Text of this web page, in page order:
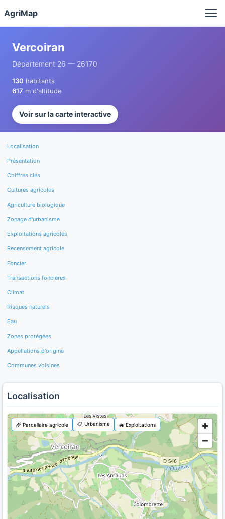
AgriMap
Vercoiran
Département 26 — 26170
130 habitants
617 m d'altitude
Voir sur la carte interactive
Localisation
Présentation
Chiffres clés
Cultures agricoles
Agriculture biologique
Zonage d'urbanisme
Exploitations agricoles
Recensement agricole
Foncier
Transactions foncières
Climat
Risques naturels
Eau
Zones protégées
Appellations d'origine
Communes voisines
Localisation
🌾 Parcellaire agricole 📋 Urbanisme 🚜 Exploitations